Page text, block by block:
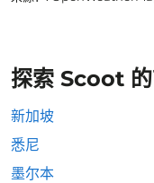
探索 Scoot
新加坡
悉尼
墨尔本